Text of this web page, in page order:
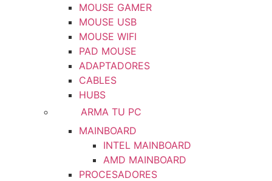
MOUSE GAMER
MOUSE USB
MOUSE WIFI
PAD MOUSE
ADAPTADORES
CABLES
HUBS
ARMA TU PC
MAINBOARD
INTEL MAINBOARD
AMD MAINBOARD
PROCESADORES